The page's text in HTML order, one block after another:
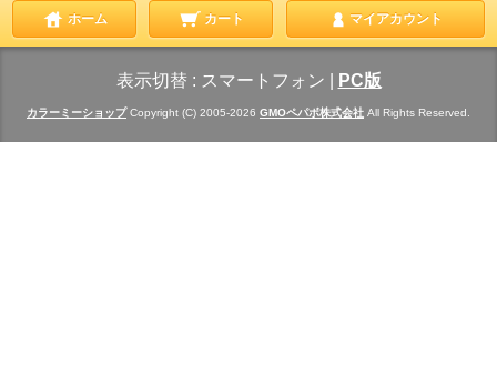
ホーム カート マイアカウント
表示切替 : スマートフォン PC版
カラーミーショップCopyright (C) 2005-2026 GMOペパボ株式会社 All Rights Reserved.